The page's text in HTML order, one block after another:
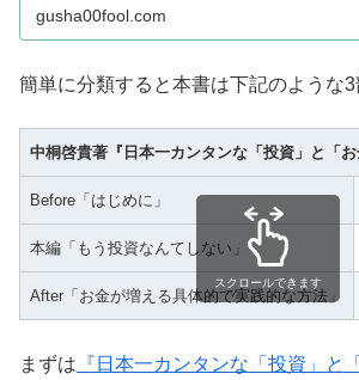
gusha00fool.com
簡単に分類すると本書は下記のような3
中桐啓貴著『日本一カンタンな「投資」と「
Before「はじめに」
本編「もう投資なんてしない」
After「お金が増える具体的で実践的な方法」
スクロールできます
まずは 『日本一カンタンな「投資」と